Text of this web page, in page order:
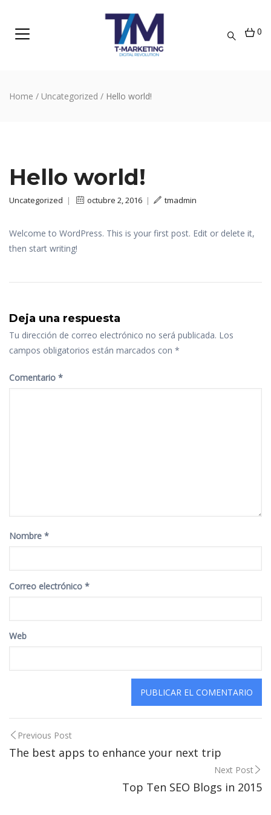
0
Home / Uncategorized / Hello world!
Hello world!
Uncategorized | octubre 2, 2016 | tmadmin
Welcome to WordPress. This is your first post. Edit or delete it,
then start writing!
Deja una respuesta
Tu dirección de correo electrónico no será publicada. Los
campos obligatorios están marcados con *
Comentario *
Nombre *
Correo electrónico *
Web
Post
navigation
Previous Post
The best apps to enhance your next trip
Next Post
Top Ten SEO Blogs in 2015